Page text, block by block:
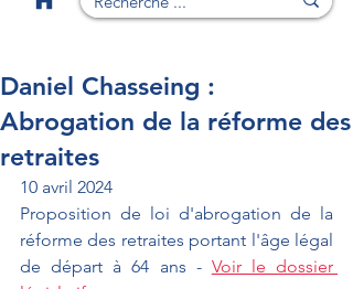
Daniel Chasseing :
Abrogation de la réforme des
retraites
10 avril 2024
Proposition de loi d'abrogation de la
réforme des retraites portant l'âge légal
de départ à 64 ans - Voir le dossier